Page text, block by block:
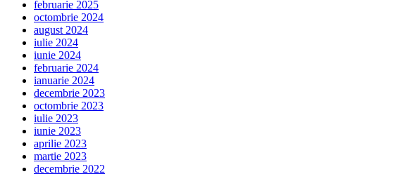
februarie 2025
octombrie 2024
august 2024
iulie 2024
iunie 2024
februarie 2024
ianuarie 2024
decembrie 2023
octombrie 2023
iulie 2023
iunie 2023
aprilie 2023
martie 2023
decembrie 2022